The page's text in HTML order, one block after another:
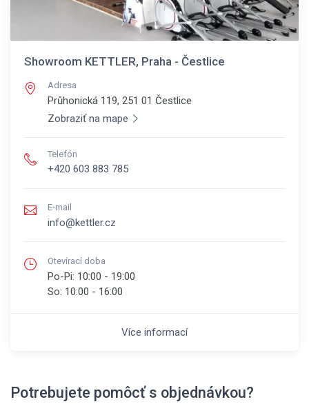
Showroom KETTLER, Praha - Čestlice
Adresa
Průhonická 119, 251 01 Čestlice
Zobraziť na mape
Telefón
+420 603 883 785
E-mail
info@kettler.cz
Otevírací doba
Po-Pi: 10:00 - 19:00
So: 10:00 - 16:00
Více informací
Potrebujete pomôcť s objednávkou?